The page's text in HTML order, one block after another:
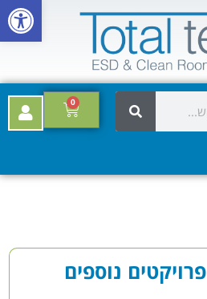
פתח
0
פרויקטים נוספים